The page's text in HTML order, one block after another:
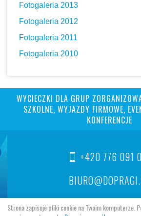
Strona zapisuje pliki cookie na Twoim komputerze.
Fotogaleria 2013
Fotogaleria 2012
Fotogaleria 2011
Fotogaleria 2010
WYCIECZKI DLA GRUP
SZKOLNE, WYJAZDY FIRMOWE,
KONFERENCJE
+420 776 091